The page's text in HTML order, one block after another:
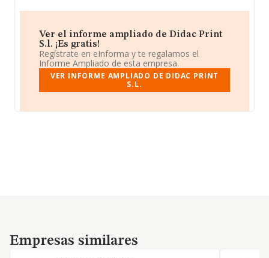
Ver el informe ampliado de Didac Print
S.l. ¡Es gratis!
Regístrate en eInforma y te regalamos el
Informe Ampliado de esta empresa.
VER INFORME AMPLIADO DE DIDAC PRINT
S.L.
Empresas similares
Empresas similares